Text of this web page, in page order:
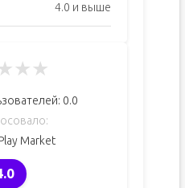
4.0 и выше
★★
0.0
Market